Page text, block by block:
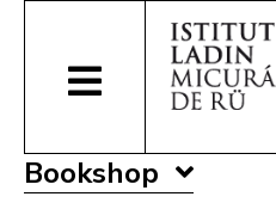
Bookshop